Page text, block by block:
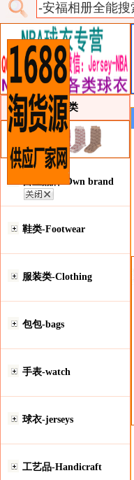
类目详细分类
自主品牌-Own brand
鞋类-Footwear
服装类-Clothing
包包-bags
手表-watch
球衣-jerseys
工艺品-Handicraft